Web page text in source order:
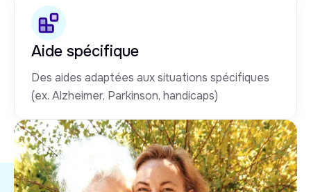
Aide spécifique
Des aides adaptées aux situations spécifiques
(ex. Alzheimer, Parkinson, handicaps)